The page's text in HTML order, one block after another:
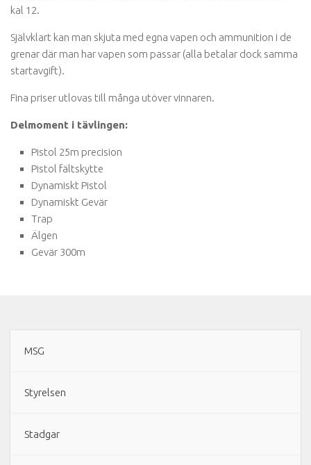
kal 12.
Självklart kan man skjuta med egna vapen och ammunition i de
grenar där man har vapen som passar (alla betalar dock samma
startavgift).
Fina priser utlovas till många utöver vinnaren.
Delmoment i tävlingen:
Pistol 25m precision
Pistol fältskytte
Dynamiskt Pistol
Dynamiskt Gevär
Trap
Älgen
Gevär 300m
MSG
Styrelsen
Stadgar